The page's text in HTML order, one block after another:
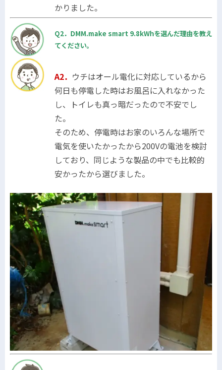
かりました。
Q2．DMM.make smart 9.8kWhを選んだ理由を教え
てください。
A2． ウチはオール電化に対応しているから
何日も停電した時はお風呂に入れなかった
し、トイレも真っ暗だったので不安でし
た。
そのため、停電時はお家のいろんな場所で
電気を使いたかったから200Vの電池を検討
しており、同じような製品の中でも比較的
安かったから選びました。